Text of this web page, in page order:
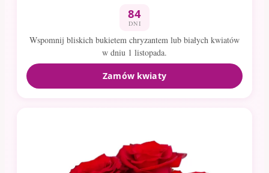
84
DNI
Wspomnij bliskich bukietem chryzantem lub białych kwiatów
w dniu 1 listopada.
Zamów kwiaty